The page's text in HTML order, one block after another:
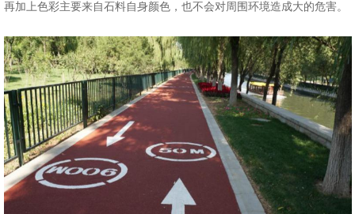
再加上色彩主要来自石料自身颜色，也不会对周围环境造成大的危害。